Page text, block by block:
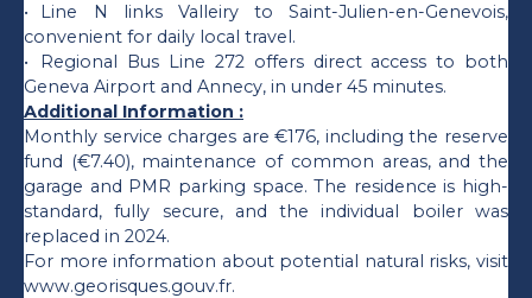
Line N links Valleiry to Saint-Julien-en-Genevois,
convenient for daily local travel.
Regional Bus Line 272 offers direct access to both
Geneva Airport and Annecy, in under 45 minutes.
Additional Information :
Monthly service charges are €176, including the reserve
fund (€7.40), maintenance of common areas, and the
garage and PMR parking space. The residence is high-
standard, fully secure, and the individual boiler was
replaced in 2024.
For more information about potential natural risks, visit
www.georisques.gouv.fr.